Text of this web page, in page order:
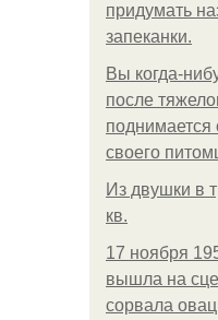
придумать
запеканки.
Вы когда-
после
поднимается
своего
Из двушки в
кв.
17 ноября
вышла на
сорвала